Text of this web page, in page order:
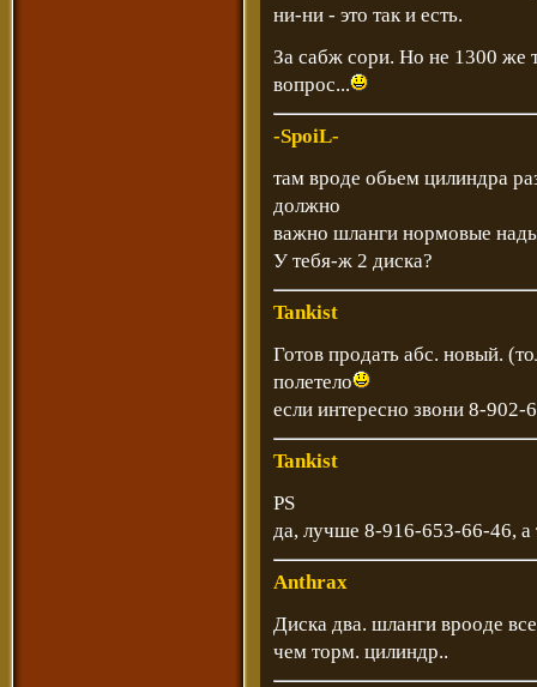
ни-ни - это так и есть.
За сабж сори. Но не 1300 же
вопрос...
-SpoiL-
там вроде обьем цилиндра
должно
важно шланги нормовые
У тебя-ж 2 диска?
Tankist
Готов продать абс. новый.
полетело
если интересно звони 8-902-
Tankist
PS
да, лучше 8-916-653-66-46, а
Anthrax
Диска два. шланги врооде
чем торм. цилиндр..